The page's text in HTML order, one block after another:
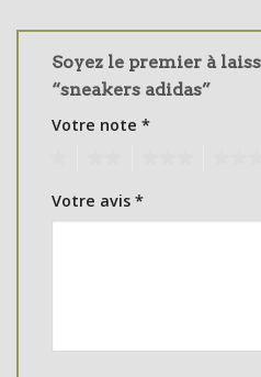
Soyez le premier à
“sneakers adidas”
Votre note *
Votre avis *